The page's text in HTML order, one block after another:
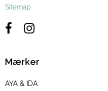
Sitemap
Mærker
AYA & IDA